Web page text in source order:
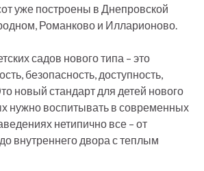
уже построены в Днепровской
Романково и Илларионово.
садов нового типа – это
безопасность, доступность,
новый стандарт для детей нового
нужно воспитывать в современных
нетипично все – от
внутреннего двора с теплым